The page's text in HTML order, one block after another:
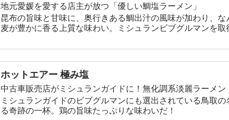
地元愛媛を愛する店主が放つ「優しい鯛塩ラーメン」
昆布の旨味と甘味に、奥行きある鯛出汁の風味が加わり、
麦が豊かに香る上質な味わい。ミシュランビブグルマンを取
ホットエアー 極み塩
中古車販売店がミシュランガイドに！無化調系淡麗ラーメン
ミシュランガイドのビブグルマンにも選出されている鳥取
る奇跡の一杯。鶏の旨味たっぷりな味わいだ！